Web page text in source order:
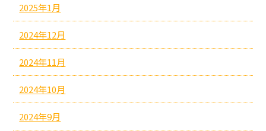
2025年1月
2024年12月
2024年11月
2024年10月
2024年9月